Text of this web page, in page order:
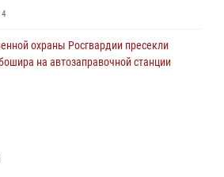
4
охраны Росгвардии пресекли
на автозаправочной станции